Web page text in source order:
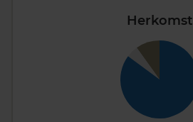
Herkomst